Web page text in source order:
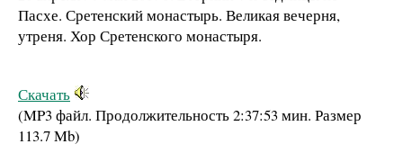
Пасхе. Сретенский монастырь. Великая вечерня,
утреня. Хор Сретенского монастыря.
Скачать
(MP3 файл. Продолжительность2:37:53 мин. Размер
113.7 Mb)